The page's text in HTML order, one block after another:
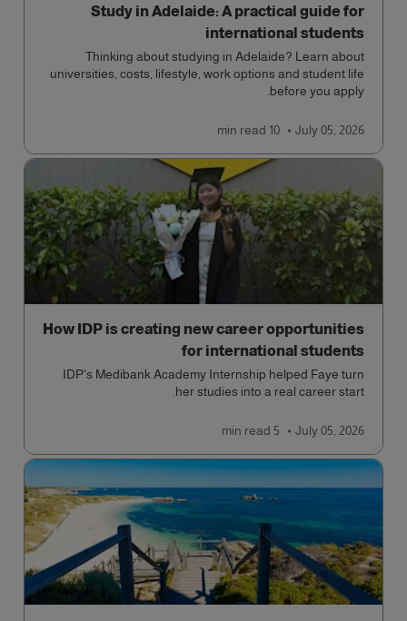
Study in Adelaide: A practical guide for
international students
Thinking about studying in Adelaide? Learn about
universities, costs, lifestyle, work options and student life
before you apply.
July 05, 2026
10 min
read
How IDP is creating new career opportunities
for international students
IDP's Medibank Academy Internship helped Faye turn
her studies into a real career start.
July 05, 2026
5 min
read